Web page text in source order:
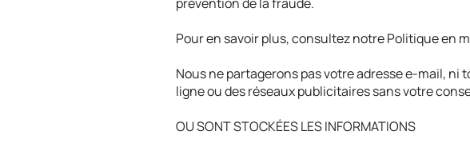
Pour en savoir plus, consultez notrePolitique en
Nous ne partagerons pas votre adresse e-mail,
ligne ou des réseaux publicitaires sans votre
OU SONT STOCKÉES LES INFORMATIONS